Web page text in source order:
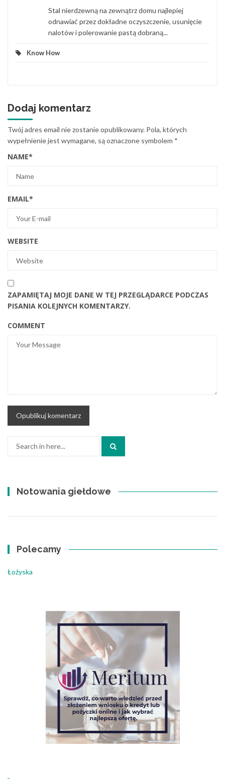
Stal nierdzewną na zewnątrz domu najlepiej
odnawiać przez dokładne oczyszczenie, usunięcie
nalotów i polerowanie pastą dobraną...
Know How
Dodaj komentarz
Twój adres email nie zostanie opublikowany. Pola, których
wypełnienie jest wymagane, są oznaczone symbolem *
NAME*
EMAIL*
WEBSITE
ZAPAMIĘTAJ MOJE DANE W TEJ PRZEGLĄDARCE PODCZAS
PISANIA KOLEJNYCH KOMENTARZY.
COMMENT
Search
Notowania giełdowe
Polecamy
Łożyska